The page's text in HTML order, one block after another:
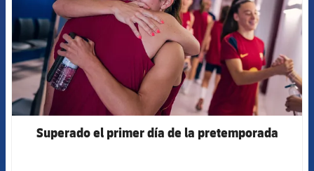
Superado el primer día de la pretemporada